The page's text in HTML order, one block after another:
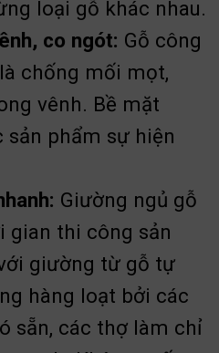
loại gỗ khác nhau.
co ngót: Gỗ công
chống mối mọt,
vênh. Bề mặt
sản phẩm sự hiện
Giường ngủ gỗ
gian thi công sản
giường từ gỗ tự
hàng loạt bởi các
sẵn, các thợ làm chỉ